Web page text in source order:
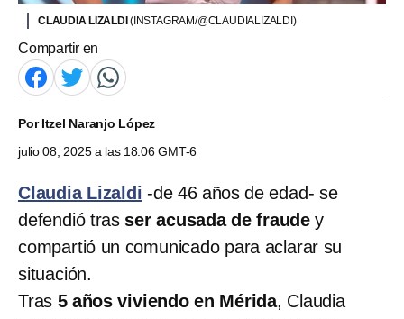
CLAUDIA LIZALDI (INSTAGRAM/@CLAUDIALIZALDI)
Compartir en
PorItzel Naranjo López
julio 08, 2025 a las 18:06 GMT-6
Claudia Lizaldi -de 46 años de edad- se
defendió tras ser acusada de fraude y
compartió un comunicado para aclarar su
situación.
Tras 5 años viviendo en Mérida, Claudia